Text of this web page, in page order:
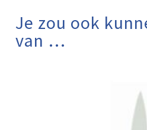
Je zou ook
van …